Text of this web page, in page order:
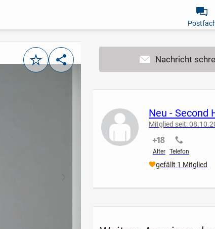
MerkenTeilen
Neu - Second
Mitglied seit:
Alter
nicht verifiziert
Telefon
nicht
gefällt 1 Mitglied